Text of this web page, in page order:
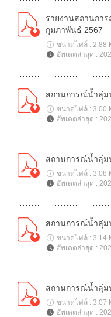
รายงานสถานกา
กุมภาพันธ์ 2567
ขนาดไฟล์ : 2.88
อัพเดตล่าสุด :
สถานการณ์น้ำลุ่ม
ขนาดไฟล์ : 3.00
อัพเดตล่าสุด :
สถานการณ์น้ำลุ่ม
ขนาดไฟล์ : 3.08
อัพเดตล่าสุด :
สถานการณ์น้ำลุ่ม
ขนาดไฟล์ : 3.14
อัพเดตล่าสุด :
สถานการณ์น้ำลุ่ม
ขนาดไฟล์ : 3.07
อัพเดตล่าสุด :